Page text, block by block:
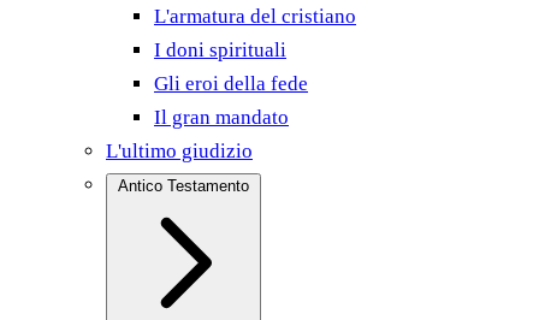
L'armatura del cristiano
I doni spirituali
Gli eroi della fede
Il gran mandato
L'ultimo giudizio